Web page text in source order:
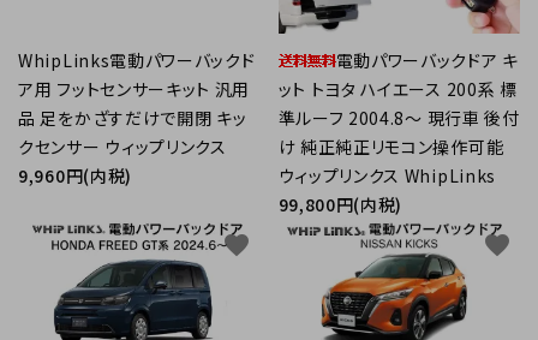
WhipLinks電動パワーバックド
ア用 フットセンサーキット 汎用
品 足をかざすだけで開閉 キッ
クセンサー ウィップリンクス
9,960円(内税)
電動パワーバックドア キ
ット トヨタ ハイエース 200系 標
準ルーフ 2004.8～ 現行車 後付
け 純正純正リモコン操作可能
ウィップリンクス WhipLinks
99,800円(内税)
favorite favorite